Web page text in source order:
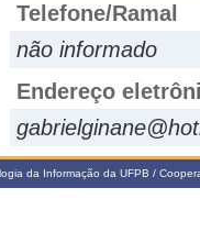
Telefone/Ramal
não informado
Endereço
da Informação da UFPB /